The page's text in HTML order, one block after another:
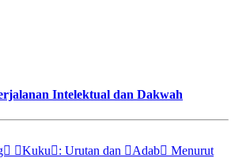
Intelektual dan Dakwah